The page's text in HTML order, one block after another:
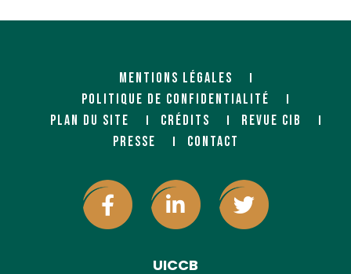
Zone portuaire
https://www.forestmaine.com
Importateur
Chemin des Moulins de
Briqueville
https://www.forestmaine.com
MENTIONS LÉGALES
POLITIQUE DE CONFIDENTIALITÉ
PLAN DU SITE
CRÉDITS
REVUE CIB
PRESSE
CONTACT
UICCB